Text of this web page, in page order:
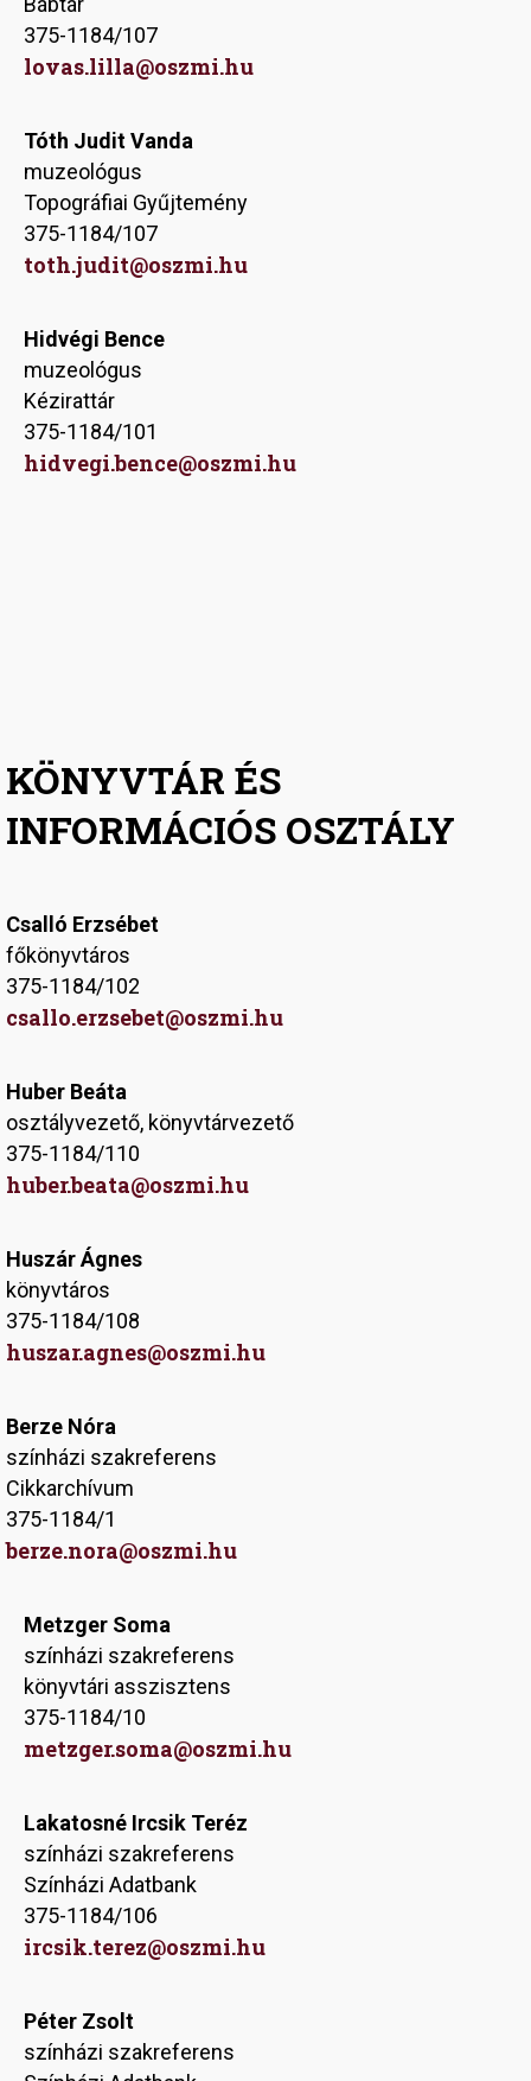
375-1184/107
lovas.lilla@oszmi.hu
Tóth Judit Vanda
muzeológus
Topográfiai Gyűjtemény
375-1184/107
toth.judit@oszmi.hu
Hidvégi Bence
muzeológus
Kézirattár
375-1184/101
hidvegi.bence@oszmi.hu
KÖNYVTÁR ÉS
INFORMÁCIÓS OSZTÁLY
Csalló Erzsébet
főkönyvtáros
375-1184/102
csallo.erzsebet@oszmi.hu
Huber Beáta
osztályvezető, könyvtárvezető
375-1184/110
huber.beata@oszmi.hu
Huszár Ágnes
könyvtáros
375-1184/108
huszar.agnes@oszmi.hu
Berze Nóra
színházi szakreferens
Cikkarchívum
375-1184/1
berze.nora@oszmi.hu
Metzger Soma
színházi szakreferens
könyvtári asszisztens
375-1184/10
metzger.soma@oszmi.hu
Lakatosné Ircsik Teréz
színházi szakreferens
Színházi Adatbank
375-1184/106
ircsik.terez@oszmi.hu
Péter Zsolt
színházi szakreferens